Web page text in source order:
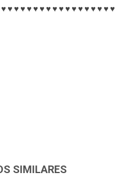
♥ ♥ ♥ ♥ ♥ ♥ ♥ ♥ ♥ ♥ ♥ ♥ ♥ ♥ ♥ ♥ ♥
SIMILARES